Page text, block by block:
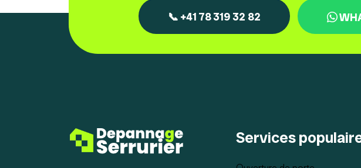
📞 +41 78 319 32 82
Services